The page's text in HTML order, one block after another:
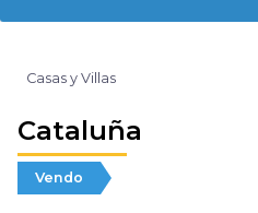
Casas y Villas
Cataluña
Vendo